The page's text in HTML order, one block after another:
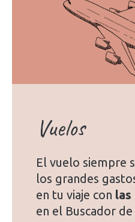
Vuelos
El vuelo siempre
los grandes
en tu viaje con las
en el Buscador